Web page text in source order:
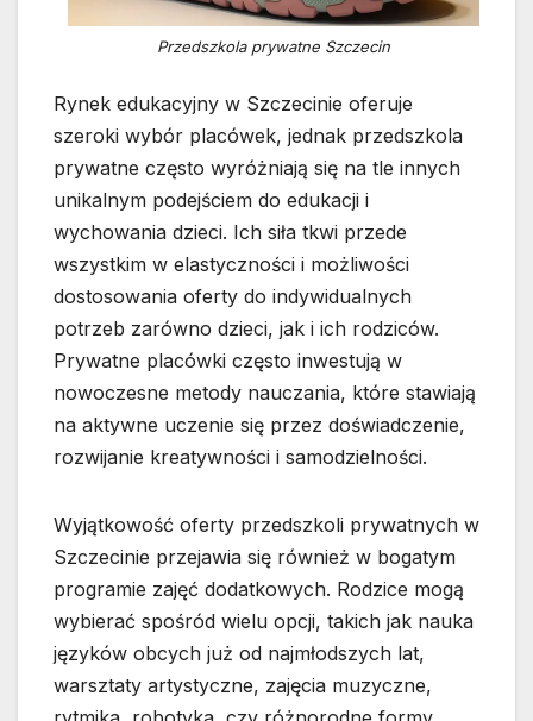
Przedszkola prywatne Szczecin
Rynek edukacyjny w Szczecinie oferuje
szeroki wybór placówek, jednak przedszkola
prywatne często wyróżniają się na tle innych
unikalnym podejściem do edukacji i
wychowania dzieci. Ich siła tkwi przede
wszystkim w elastyczności i możliwości
dostosowania oferty do indywidualnych
potrzeb zarówno dzieci, jak i ich rodziców.
Prywatne placówki często inwestują w
nowoczesne metody nauczania, które stawiają
na aktywne uczenie się przez doświadczenie,
rozwijanie kreatywności i samodzielności.
Wyjątkowość oferty przedszkoli prywatnych w
Szczecinie przejawia się również w bogatym
programie zajęć dodatkowych. Rodzice mogą
wybierać spośród wielu opcji, takich jak nauka
języków obcych już od najmłodszych lat,
warsztaty artystyczne, zajęcia muzyczne,